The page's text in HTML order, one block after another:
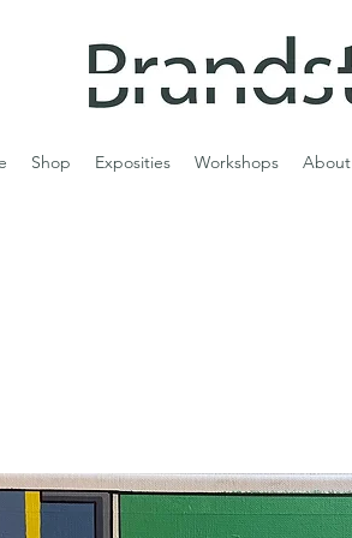
Shop Exposities Workshops About